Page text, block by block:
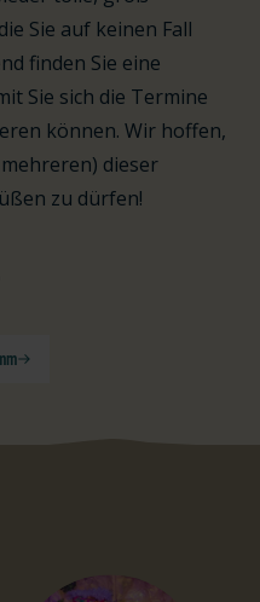
Sie auf keinen Fall
finden Sie eine
Sie sich die Termine
können. Wir hoffen,
dieser
zu dürfen!